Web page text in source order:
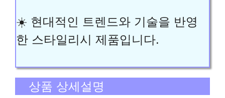
☀️ 현대적인 트렌드와 기술을 반영
한 스타일리시 제품입니다.
상품 상세설명